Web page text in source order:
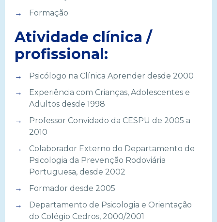
Formação
Atividade clínica /
profissional:
Psicólogo na Clínica Aprender desde 2000
Experiência com Crianças, Adolescentes e
Adultos desde 1998
Professor Convidado da CESPU de 2005 a
2010
Colaborador Externo do Departamento de
Psicologia da Prevenção Rodoviária
Portuguesa, desde 2002
Formador desde 2005
Departamento de Psicologia e Orientação
do Colégio Cedros, 2000/2001